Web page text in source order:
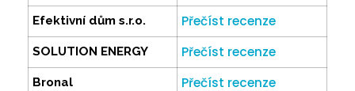
Efektivní dům s.r.o. Přečíst recenze
SOLUTION ENERGY Přečíst recenze
Bronal Přečíst recenze